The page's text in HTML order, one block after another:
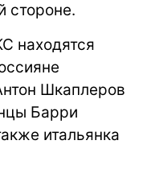
стороне.
находятся
Шкаплеров
Барри
итальянка